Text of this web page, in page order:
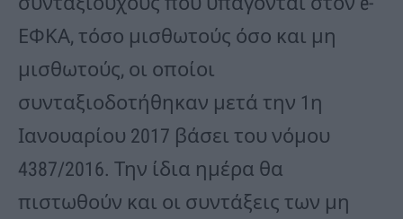
ΕΦΚΑ, τόσο μισθωτούς όσο και μη
μισθωτούς, οι οποίοι
συνταξιοδοτήθηκαν μετά την 1η
Ιανουαρίου 2017 βάσει του νόμου
4387/2016. Την ίδια ημέρα θα
πιστωθούν και οι συντάξεις των μη